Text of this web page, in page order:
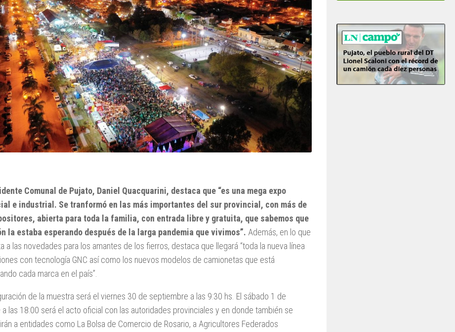
Comunal de Pujato, Daniel Quacquarini, destaca que “es una mega expo
e industrial. Se tranformó en las más importantes del sur provincial, con más de
abierta para toda la familia, con entrada libre y gratuita, que sabemos que
la estaba esperando después de la larga pandemia que vivimos”. Además, en lo que
a las novedades para los amantes de los fierros, destaca que llegará “toda la nueva línea
con tecnología GNC así como los nuevos modelos de camionetas que está
cada marca en el país”.
de la muestra será el viernes 30 de septiembre a las 9:30 hs. El sábado 1 de
las 18:00 será el acto oficial con las autoridades provinciales y en donde también se
a entidades como La Bolsa de Comercio de Rosario, a Agricultores Federados